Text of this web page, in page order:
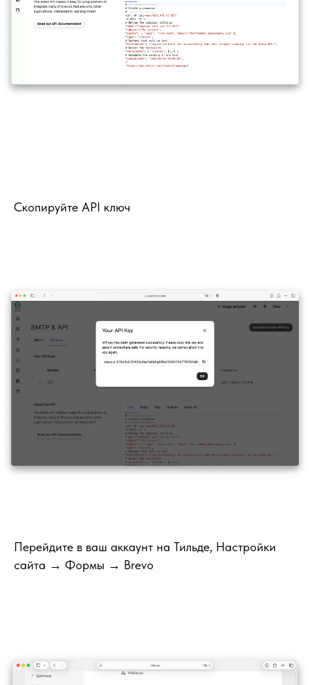
Скопируйте API ключ
Перейдите в ваш аккаунт на Тильде, Настройки
сайта → Формы → Brevo